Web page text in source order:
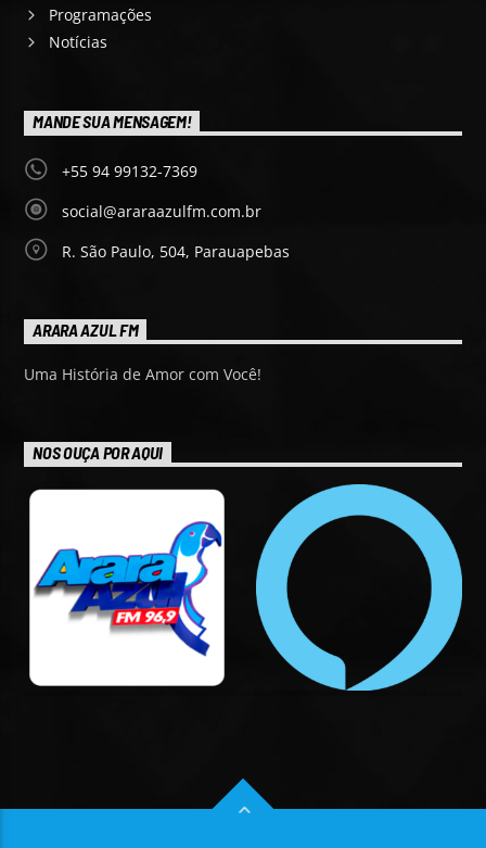
Programações
Notícias
MANDE SUA MENSAGEM!
+55 94 99132-7369
social@araraazulfm.com.br
R. São Paulo, 504, Parauapebas
ARARA AZUL FM
Uma História de Amor com Você!
NOS OUÇA POR AQUI